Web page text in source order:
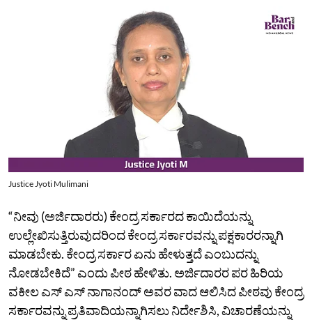
Justice Jyoti Mulimani
“ನೀವು (ಅರ್ಜಿದಾರರು) ಕೇಂದ್ರ ಸರ್ಕಾರದ ಕಾಯಿದೆಯನ್ನು
ಉಲ್ಲೇಖಿಸುತ್ತಿರುವುದರಿಂದ ಕೇಂದ್ರ ಸರ್ಕಾರವನ್ನು ಪಕ್ಷಕಾರರನ್ನಾಗಿ
ಮಾಡಬೇಕು. ಕೇಂದ್ರ ಸರ್ಕಾರ ಏನು ಹೇಳುತ್ತದೆ ಎಂಬುದನ್ನು
ನೋಡಬೇಕಿದೆ” ಎಂದು ಪೀಠ ಹೇಳಿತು. ಅರ್ಜಿದಾರರ ಪರ ಹಿರಿಯ
ವಕೀಲ ಎಸ್‌ ಎಸ್‌ ನಾಗಾನಂದ್‌ ಅವರ ವಾದ ಆಲಿಸಿದ ಪೀಠವು ಕೇಂದ್ರ
ಸರ್ಕಾರವನ್ನು ಪ್ರತಿವಾದಿಯನ್ನಾಗಿಸಲು ನಿರ್ದೇಶಿಸಿ, ವಿಚಾರಣೆಯನ್ನು